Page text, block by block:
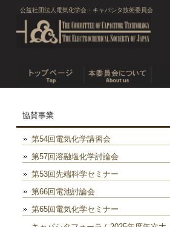
公益社団法人電気化学会・キャパシタ技術委員会
協賛事業
第54回電気化学講習会
第57回溶融塩化学討論会
第53回先端科学セミナー
第66回電池討論会
第65回電気化学セミナー